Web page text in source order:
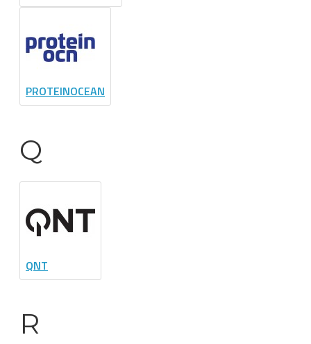
PROTEINOCEAN
Q
QNT
R